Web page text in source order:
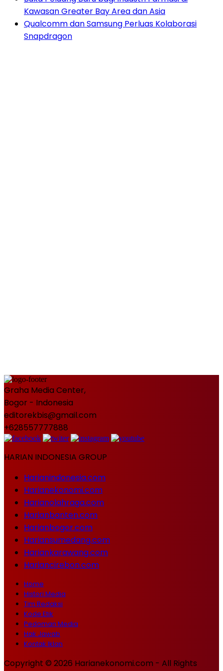
Kawasan Greater Bay Area dan Asia
Qualcomm dan Samsung Perluas Kolaborasi
Snapdragon
Graha Media Center,
Bogor - Indonesia
editorekbis@gmail.com
+628557777888
HARIAN INDONESIA GROUP
Harianindonesia.com
Harianekonomi.com
Harianolahraga.com
Harianbanten.com
Harianbogor.com
Hariansumedang.com
Hariankarawang.com
Hariancirebon.com
Home
Histori Media
Tim Redaksi
Kode Etik
Pedoman Media
Hak Jawab
Kontak Iklan
Copyright © 2026 Harianekonomi.com - All Rights